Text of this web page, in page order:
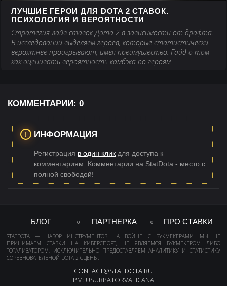
ЛУЧШИЕ ГЕРОИ ДЛЯ DOTA 2 СТАВОК.
ПСИХОЛОГИЯ И ВЕРОЯТНОСТИ
Стратегия лайв ставок Дота 2 в зависимости от драфта.
В исследовании выделяем героев, которые статистически
вероятнее проигрывают, имея преимущество. Гайд о том
как оценивать вероятность камбэка по героям
КОММЕНТАРИИ: 0
ИНФОРМАЦИЯ
Регистрация в один клик для доступа к
комментариям. Комментарии на StatDota - место с
полной свободой!
БЛОГ ПАРТНЕРКА ПРО СТАВКИ
STATDOTA — НАБОР ИНСТРУМЕНТОВ НА ВОЙНЕ С БУКМЕКЕРАМИ. МЫ НЕ
ПРИНИМАЕМ СТАВКИ НА КИБЕРСПОРТ, НЕ ЯВЛЯЕМСЯ БУКМЕКЕРОМ ЛИБО
ТОТАЛИЗАТОРОМ, ИСКЛЮЧИТЕЛЬНО ПРЕДОСТАВЛЯЕМ АНАЛИТИКУ И СТАТИСТИКУ
СОРЕВНОВАТЕЛЬНОЙ DOTA 2 СЦЕНЫ.
CONTACT@STATDOTA.RU
PM: USURPATORVATICANA